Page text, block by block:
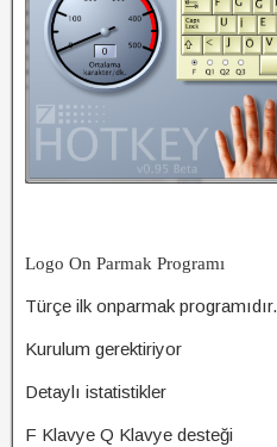
Logo On Parmak Programı
Türçe ilk onparmak programıdır.
Kurulum gerektiriyor
Detaylı istatistikler
F Klavye Q Klavye desteği